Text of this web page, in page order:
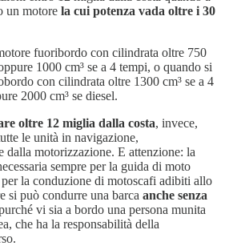
un motore la cui potenza vada oltre i 30
fuoribordo con cilindrata oltre 750
1000 cm³ se a 4 tempi, o quando si
con cilindrata oltre 1300 cm³ se a 4
2000 cm³ se diesel.
oltre 12 miglia dalla costa, invece,
le unità in navigazione,
dalla motorizzazione. E attenzione: la
sempre per la guida di moto
per la conduzione di motoscafi adibiti allo
si può condurre una barca anche senza
vi sia a bordo una persona munita
che ha la responsabilità della